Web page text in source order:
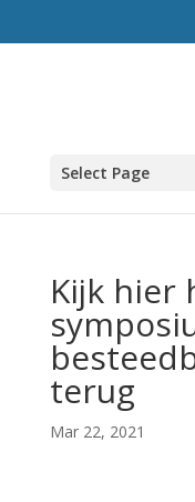
Select Page
Kijk hier
terug
Mar 22, 2021